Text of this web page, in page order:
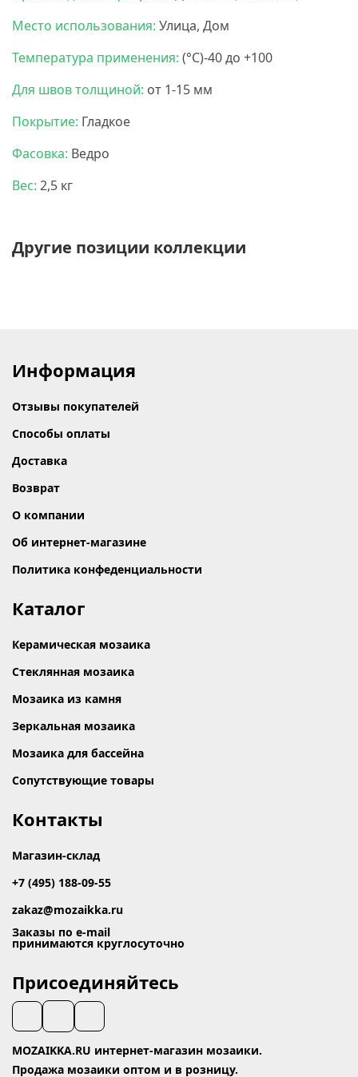
Место использования: Улица, Дом
Температура применения: (°C)-40 до +100
Для швов толщиной: от 1-15 мм
Покрытие: Гладкое
Фасовка: Ведро
Вес: 2,5 кг
Другие позиции коллекции
Информация
Отзывы покупателей
Способы оплаты
Доставка
Возврат
О компании
Об интернет-магазине
Политика конфеденциальности
Каталог
Керамическая мозаика
Стеклянная мозаика
Мозаика из камня
Зеркальная мозаика
Мозаика для бассейна
Сопутствующие товары
Контакты
Магазин-склад
+7 (495) 188-09-55
zakaz@mozaikka.ru
Заказы по e-mail
принимаются круглосуточно
Присоединяйтесь
MOZAIKKA.RU интернет-магазин мозаики.
Продажа мозаики оптом и в розницу.